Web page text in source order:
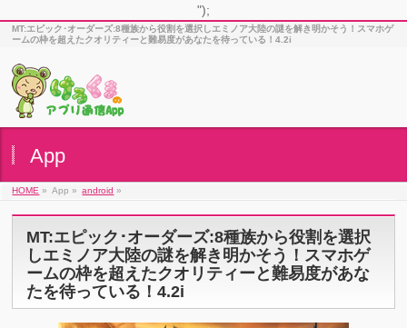
");
MT:エピック･オーダーズ:8種族から役割を選択しエミノア大陸の謎を解き明かそう！スマホゲ
ームの枠を超えたクオリティーと難易度があなたを待っている！4.2i
App
HOME » App » android »
MT:エピック･オーダーズ:8種族から役割を選択
しエミノア大陸の謎を解き明かそう！スマホゲ
ームの枠を超えたクオリティーと難易度があな
たを待っている！4.2i